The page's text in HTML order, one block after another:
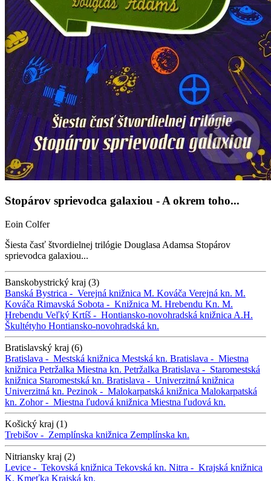
Stopárov sprievodca galaxiou - A okrem toho...
Eoin Colfer
Šiesta časť štvordielnej trilógie Douglasa Adamsa Stopárov
sprievodca galaxiou...
Banskobystrický kraj (3)
Banská Bystrica - Verejná knižnica M. Kováča Verejná kn. M.
Kováča Rimavská Sobota - Knižnica M. Hrebendu Kn. M.
Hrebendu Veľký Krtíš - Hontiansko-novohradská knižnica A.H.
Škultétyho Hontiansko-novohradská kn.
Bratislavský kraj (6)
Bratislava - Mestská knižnica Mestská kn. Bratislava - Miestna
knižnica Petržalka Miestna kn. Petržalka Bratislava - Staromestská
knižnica Staromestská kn. Bratislava - Univerzitná knižnica
Univerzitná kn. Pezinok - Malokarpatská knižnica Malokarpatská
kn. Zohor - Miestna ľudová knižnica Miestna ľudová kn.
Košický kraj (1)
Trebišov - Zemplínska knižnica Zemplínska kn.
Nitriansky kraj (2)
Levice - Tekovská knižnica Tekovská kn. Nitra - Krajská knižnica
K. Kmeťka Krajská kn.